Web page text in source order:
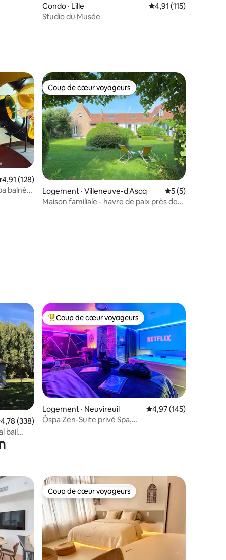
Condo · Lille Note moyenne de
4,91 (115)
Studio du Musée
moyenne de 4,91 sur 5, 128 commentaires
4,91 (128)
balnéo
Coup de cœur voyageurs
Coup de cœur voyageurs
Logement · Villeneuve-d'Ascq Note moyenne
5 (5)
Maison familiale - havre de paix près de
moyenne de 4,78 sur 5, 338 commentaires
4,78 (338)
bail
Coup de cœur voyageurs parmi les plus aimés
Coup de cœur voyageurs
Logement · Neuvireuil Note moyenne de
4,97 (145)
Ôspa Zen-Suite privé Spa,
plus aimés Coup de cœur voyageurs
Coup de cœur voyageurs